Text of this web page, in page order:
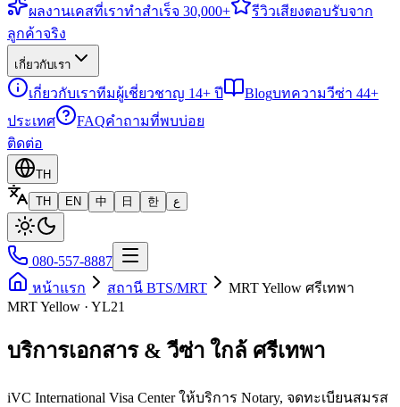
ผลงานเคสที่เราทำสำเร็จ 30,000+ รีวิวเสียงตอบรับจาก
ลูกค้าจริง
เกี่ยวกับเรา
เกี่ยวกับเราทีมผู้เชี่ยวชาญ 14+ ปี Blogบทความวีซ่า 44+
ประเทศ
FAQคำถามที่พบบ่อย
ติดต่อ
TH
TH
EN 中 日 한 ع
080-557-8887
หน้าแรก
สถานี BTS/MRT
MRT Yellow ศรีเทพา
MRT Yellow · YL21
บริการเอกสาร & วีซ่า ใกล้ ศรีเทพา
iVC International Visa Center ให้บริการ Notary, จดทะเบียนสมรส